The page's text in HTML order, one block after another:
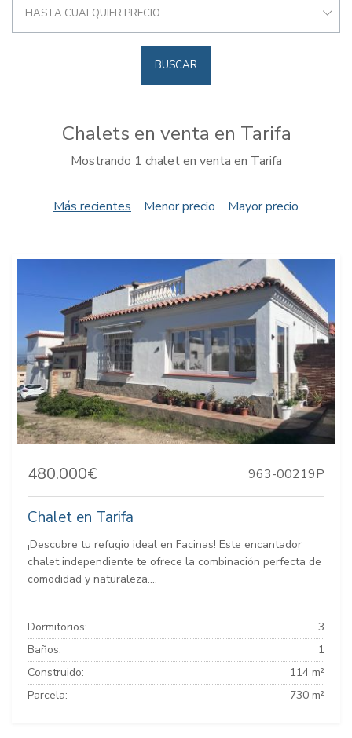
HASTA CUALQUIER PRECIO
BUSCAR
Chalets en venta en Tarifa
Mostrando 1 chalet en venta en Tarifa
Más recientes Menor precio Mayor precio
480.000€ 963-00219P
Chalet en Tarifa
¡Descubre tu refugio ideal en Facinas! Este encantador
chalet independiente te ofrece la combinación perfecta de
comodidad y naturaleza....
Dormitorios:
3
Baños:
1
Construido:
114 m²
Parcela:
730 m²